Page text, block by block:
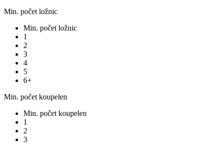
Min. počet ložnic
Min. počet ložnic
1
2
3
4
5
6+
Min. počet koupelen
Min. počet koupelen
1
2
3